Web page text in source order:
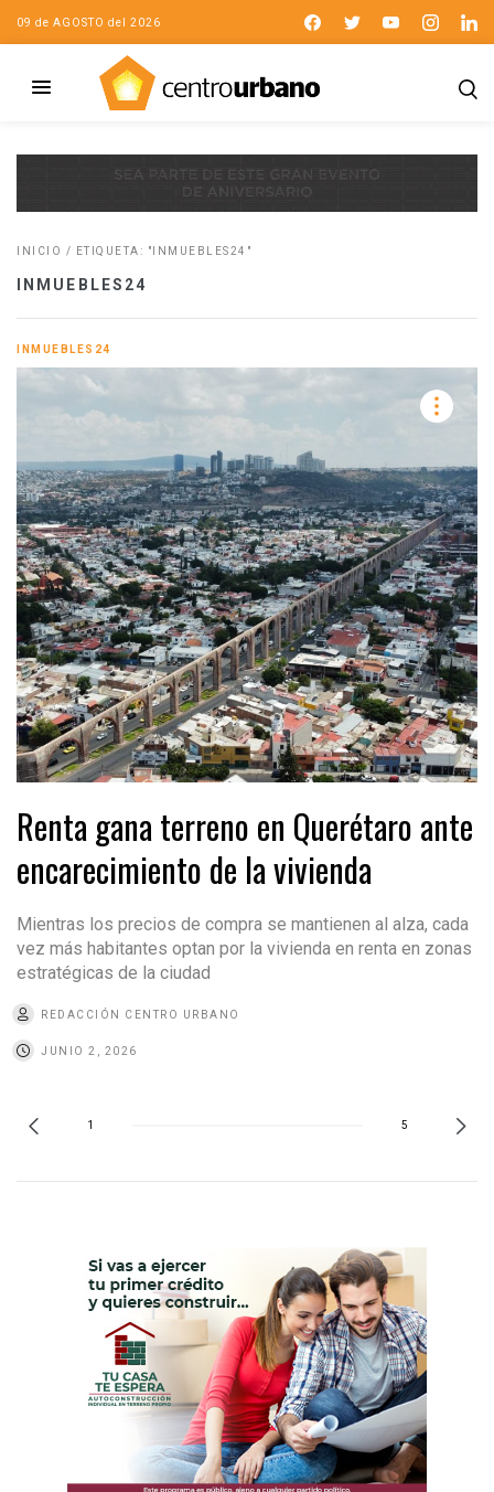
09 de AGOSTO del 2026
INICIO / ETIQUETA: "INMUEBLES24"
INMUEBLES24
INMUEBLES24
Renta gana terreno en Querétaro ante
encarecimiento de la vivienda
Mientras los precios de compra se mantienen al alza, cada
vez más habitantes optan por la vivienda en renta en zonas
estratégicas de la ciudad
REDACCIÓN CENTRO URBANO
JUNIO 2, 2026
1 5